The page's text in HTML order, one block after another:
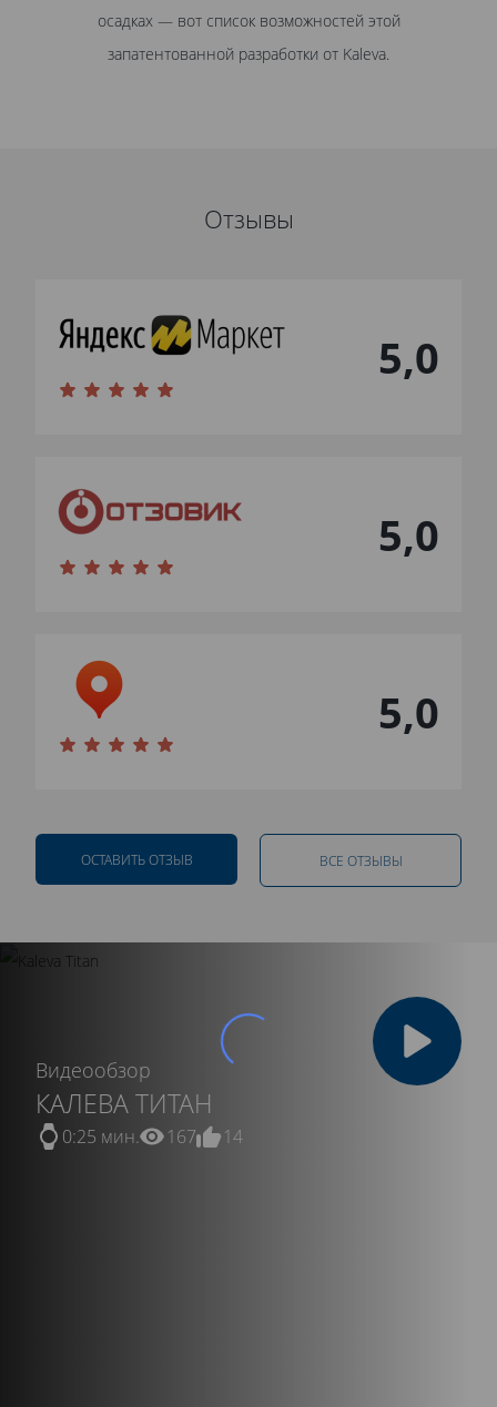
осадках — вот список возможностей этой
запатентованной разработки от Kaleva.
Отзывы
5,0
5,0
5,0
ОСТАВИТЬ ОТЗЫВ ВСЕ ОТЗЫВЫ
Видеообзор
КАЛЕВА ТИТАН
0:25 мин. 167 14